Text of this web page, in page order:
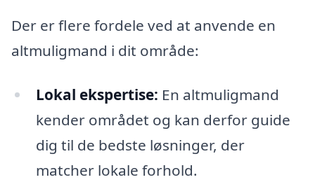
Der er flere fordele ved at anvende en
altmuligmand i dit område:
Lokal ekspertise: En altmuligmand
kender området og kan derfor guide
dig til de bedste løsninger, der
matcher lokale forhold.